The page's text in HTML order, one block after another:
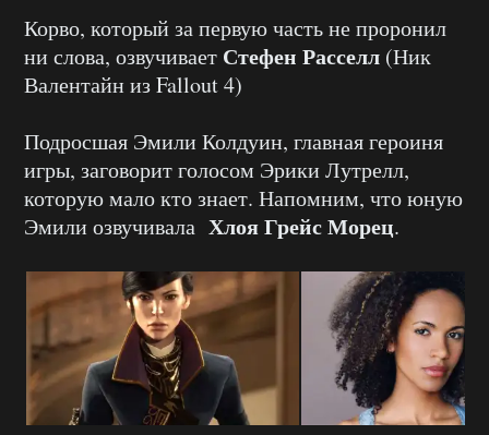
Корво, который за первую часть не проронил
ни слова, озвучивает Стефен Расселл (Ник
Валентайн из Fallout 4)
Подросшая Эмили Колдуин, главная героиня
игры, заговорит голосом Эрики Лутрелл,
которую мало кто знает. Напомним, что юную
Эмили озвучивала Хлоя Грейс Морец.